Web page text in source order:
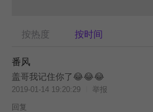
按热度 按时间
番风
盖哥我记住你了😂😂😂
2019-01-14 19:20:29
举报
回复